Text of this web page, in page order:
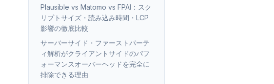
Plausible vs Matomo vs FPAI：スク
リプトサイズ・読み込み時間・LCP
影響の徹底比較
サーバーサイド・ファーストパーテ
ィ解析がクライアントサイドのパフ
ォーマンスオーバーヘッドを完全に
排除できる理由